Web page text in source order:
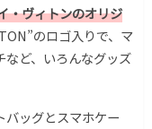
・ヴィトンのオリジ
のロゴ入りで、マ
など、いろんなグッズ
バッグとスマホケー